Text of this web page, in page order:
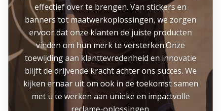
effectief over te brengen. Van stickers en
banners tot maatwerkoplossingen, we zorgen
ervoor dat onze klanten de juiste producten
vinden om hun merk te versterken.Onze
toewijding aan klanttevredenheid en innovatie
blijft de drijvende kracht achter ons succes. We
kijken ernaar uit om ook in de toekomst samen
met u te werken aan unieke en impactvolle